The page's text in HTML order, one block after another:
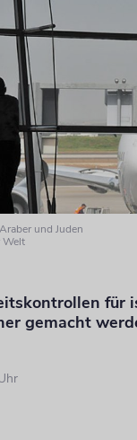
und Juden
Welt
für
gemacht